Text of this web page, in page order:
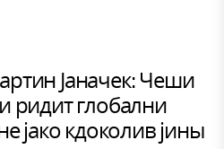
Јаначек: Чеши
ридит глобални
јако кдоколив јины